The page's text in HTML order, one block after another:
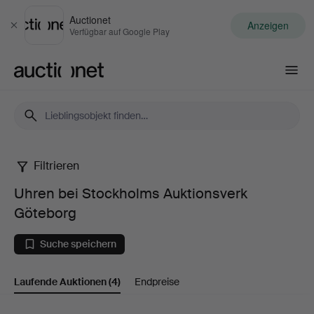
Schließen
Auctionet
Verfügbar auf Google Play Anzeigen
Uhren
bei
Stockholms
Auktionsverk
Filtrieren
Uhren bei Stockholms Auktionsverk
Göteborg
Suche speichern
Laufende Auktionen(4) Endpreise